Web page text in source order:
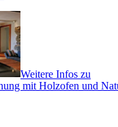
Weitere Infos zu
mit Holzofen und